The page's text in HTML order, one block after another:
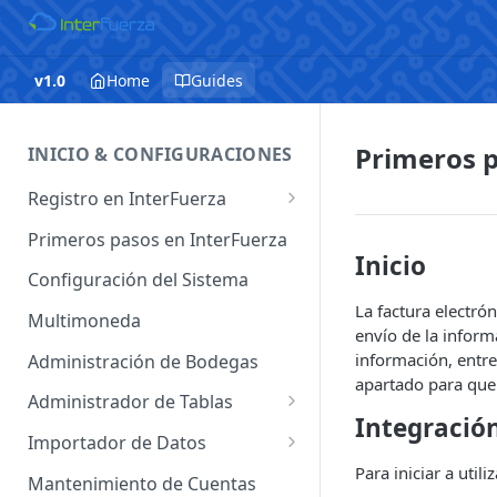
v1.0 Home Guides
INICIO & CONFIGURACIONES
Registro en InterFuerza
Iniciar Sesión en InterFuerza
Recuperar Contraseña
Cómo pagar en línea sus
Primeros pasos en InterFuerza
Configuración del Sistema
Multimoneda
Administración de Bodegas
Administrador de Tablas
Administrador de Tablas de
Clientes
Importador de Datos
Importador de Cuentas
Mantenimiento de Cuentas
Primeros
Inicio
La factura
envío de la
información,
apartado para
Para iniciar a